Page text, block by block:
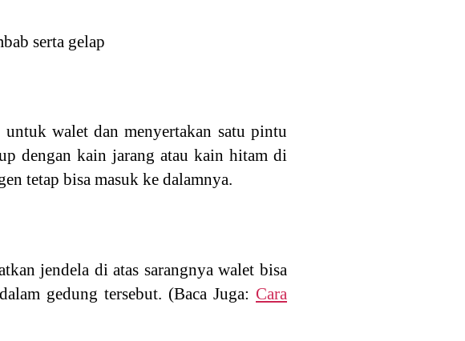
serta gelap
walet dan menyertakan satu pintu
dengan kain jarang atau kain hitam di
tetap bisa masuk ke dalamnya.
jendela di atas sarangnya walet bisa
gedung tersebut. (Baca Juga: Cara